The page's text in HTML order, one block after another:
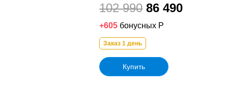
102 990 86 490
+605 бонусных Р
Заказ 1 день
Купить